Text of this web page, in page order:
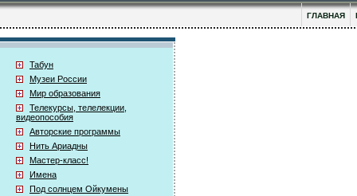
ГЛАВНАЯ
Табун
Музеи России
Мир образования
Телекурсы, телелекции,
видеопособия
Авторские программы
Нить Ариадны
Мастер-класс!
Имена
Под солнцем Ойкумены